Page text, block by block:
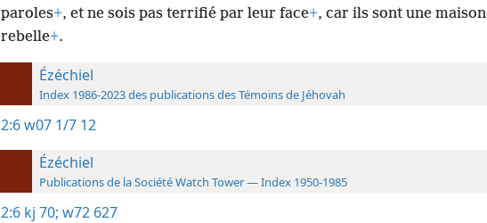
paroles+, et ne sois pas terrifié par leur face+, car ils sont une maison
rebelle+.
Ézéchiel
Index 1986-2023 des publications des Témoins de Jéhovah
2:6w07 1/7 12
Ézéchiel
Publications de la Société Watch Tower — Index 1950-1985
2:6 kj 70; w72 627